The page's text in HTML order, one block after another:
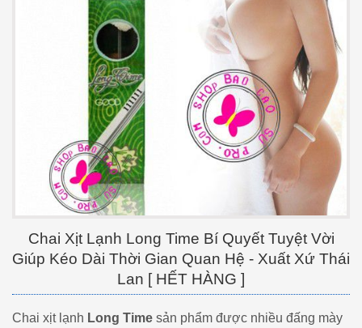
Chai Xịt Lạnh Long Time Bí Quyết Tuyệt Vời
Giúp Kéo Dài Thời Gian Quan Hệ - Xuất Xứ Thái
Lan [ HẾT HÀNG ]
Chai xịt lạnh Long Time sản phẩm được nhiều đấng mày